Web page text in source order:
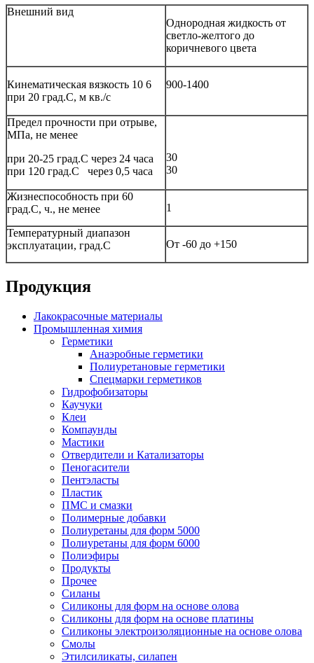
Внешний вид
Однородная жидкость от
светло-желтого до
коричневого цвета
Кинематическая вязкость 10 6
при 20 град.С, м кв./с
900-1400
Предел прочности при отрыве,
МПа, не менее
при 20-25 град.С через 24 часа
при 120 град.С через 0,5 часа
30
30
Жизнеспособность при 60
град.С, ч., не менее
1
Температурный диапазон
эксплуатации, град.С
От -60 до +150
Продукция
Лакокрасочные материалы
Промышленная химия
Герметики
Анаэробные герметики
Полиуретановые герметики
Спецмарки герметиков
Гидрофобизаторы
Каучуки
Клеи
Компаунды
Мастики
Отвердители и Катализаторы
Пеногасители
Пентэласты
Пластик
ПМС и смазки
Полимерные добавки
Полиуретаны для форм 5000
Полиуретаны для форм 6000
Полиэфиры
Продукты
Прочее
Силаны
Силиконы для форм на основе олова
Силиконы для форм на основе платины
Силиконы электроизоляционные на основе олова
Смолы
Этилсиликаты, силапен